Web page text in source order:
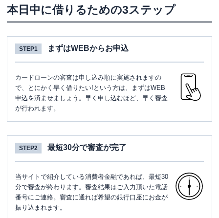
本日中に借りるための3ステップ
STEP1 まずはWEBからお申込
カードローンの審査は申し込み順に実施されますの
で、とにかく早く借りたい!という方は、まずはWEB
申込を済ませましょう。早く申し込むほど、早く審査
が行われます。
STEP2 最短30分で審査が完了
当サイトで紹介している消費者金融であれば、最短30
分で審査が終わります。審査結果はご入力頂いた電話
番号にご連絡。審査に通れば希望の銀行口座にお金が
振り込まれます。